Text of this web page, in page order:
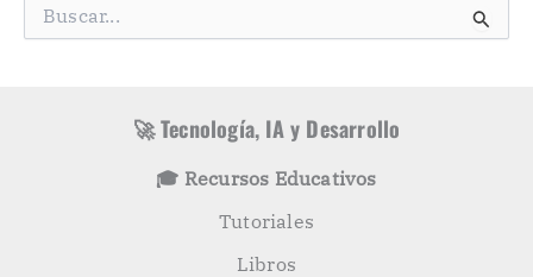
🚀 Tecnología, IA y Desarrollo
🎓 Recursos Educativos
Tutoriales
Libros